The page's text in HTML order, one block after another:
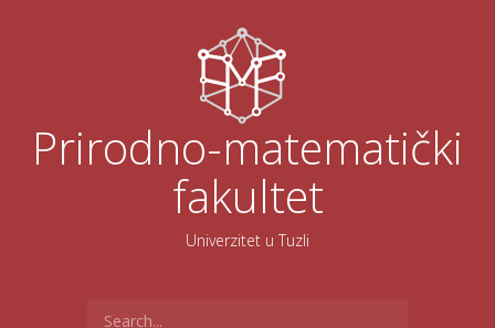
Prirodno-matematički
fakultet
Univerzitet u Tuzli